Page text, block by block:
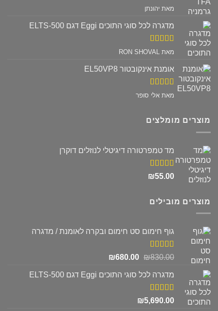
דורג 5מתוך
מאת יהונתן
מדגרה לכל סוגי התוכים Eggi דגם ELTS-500
דורג 5מתוך
מאת RON SHOVAL
אומנת אינקובטור EL50VP8
דורג 5מתוך
מאת אלי סופר
מוצרים מומלצים
מד טמפרטורה דיגיטלי לנוזלים דוקרן
דורג5.00
₪55.00
מוצרים מובילים
גוף חימום סט חימום ובקרה לאומנת / מדגרה
דורג5.00
₪830.00
המחיר
היה:
₪680.00
המחיר
הוא:
מדגרה לכל סוגי התוכים Eggi דגם ELTS-500
דורג5.00
₪5,690.00